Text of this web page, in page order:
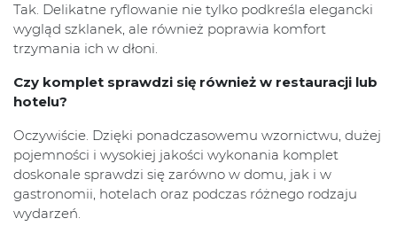
Tak. Delikatne ryflowanie nie tylko podkreśla elegancki
wygląd szklanek, ale również poprawia komfort
trzymania ich w dłoni.
Czy komplet sprawdzi się również w restauracji lub
hotelu?
Oczywiście. Dzięki ponadczasowemu wzornictwu, dużej
pojemności i wysokiej jakości wykonania komplet
doskonale sprawdzi się zarówno w domu, jak i w
gastronomii, hotelach oraz podczas różnego rodzaju
wydarzeń.